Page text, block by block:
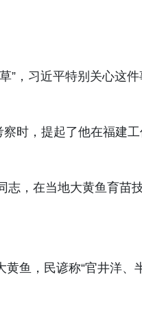
”，习近平特别关心这件
时，提起了他在福建工
志，在当地大黄鱼育
鱼，民谚称“官井洋